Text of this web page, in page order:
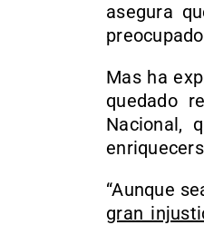
asegura
Mas ha
quedado
Nacional,
“Aunque
gran